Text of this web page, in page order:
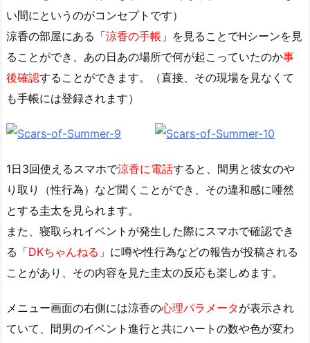
い間にというのがコンセプトです）
涼香の部屋にある「涼香の手帳 」を見ることでHシーンを見
ることができ、あの日あの場所で何が起こっていたのか事
後確認することができます。（直接、その現場を見なくて
も手帳には登録されます）
1日3回使えるスマホで涼香に電話すると、間男と彼女のや
り取り（性行為）など聞くことができ、その違和感に唖然
とする圭太を見られます。
また、寝取られイベントが発生した際にスマホで確認でき
る「DKちゃんねる 」に噂や性行為などの報告が投稿される
ことがあり、その内容を見た圭太の反応も楽しめます。
メニュー画面の右側には涼香の心理パラメータが表示され
ていて、間男のイベント進行と共にハートの数や色が変わ